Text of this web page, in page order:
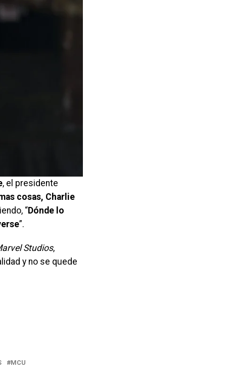
, el presidente
cosas, Charlie
“Dónde lo
”.
Studios,
y no se quede
MCU